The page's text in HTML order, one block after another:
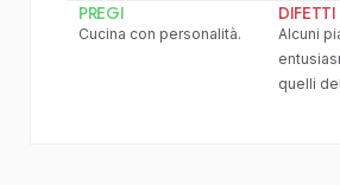
PREGI
Cucina con personalità.
DIFETTI
Alcuni
quelli